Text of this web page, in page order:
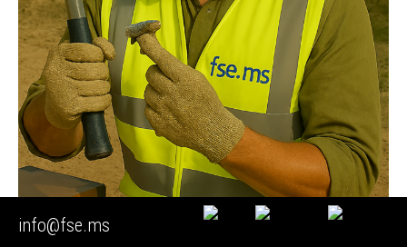
info@fse.ms